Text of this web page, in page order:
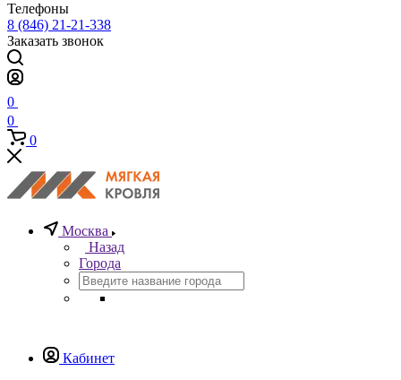
Телефоны
8 (846) 21-21-338
Заказать звонок
0
0
0
Москва
Назад
Города
Кабинет